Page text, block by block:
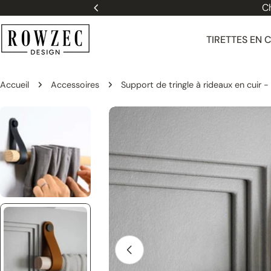
au
contenu
TIRETTES EN
Accueil Accessoires Support de tringle à rideaux en cuir
Passer
sur
produit
Ouvrir le média 1 dans une fenêtre